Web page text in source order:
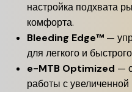
настройка подхвата
комфорта.
Bleeding Edge™ —
для легкого и
e-MTB Optimized —
работы с